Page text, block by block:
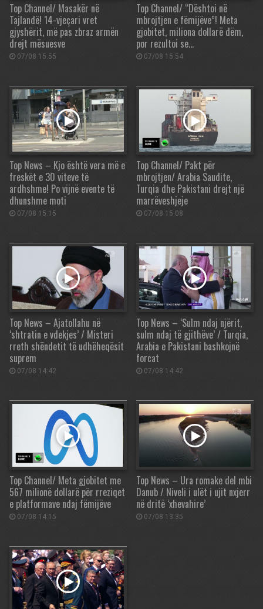
Top Channel/ Masakër në
Tajlandë! 14-vjeçari vret
gjyshërit, më pas zbraz armën
drejt mësuesve
07/08 15:55
Top Channel/ “Dështoi në
mbrojtjen e fëmijëve”! Meta
gjobitet, miliona dollarë dëm,
por rezultoi se…
07/08 15:54
Top News – Kjo është vera më e
freskët e 30 viteve të
ardhshme! Po vijnë evente të
dhunshme moti
07/08 15:15
Top Channel/ Pakt për
mbrojtjen/ Arabia Saudite,
Turqia dhe Pakistani drejt një
marrëveshjeje
07/08 15:08
Top News – Ajatollahu në
‘shtratin e vdekjes’ / Misteri
rreth shëndetit të udhëheqësit
suprem
07/08 14:42
Top News – ‘Sulm ndaj njërit,
sulm ndaj të gjithëve’ / Turqia,
Arabia e Pakistani bashkojnë
forcat
07/08 14:42
Top Channel/ Meta gjobitet me
567 milionë dollarë për rreziqet
e platformave ndaj fëmijëve
07/08 14:15
Top News – Ura romake del mbi
Danub / Niveli i ulët i ujit nxjerr
në dritë ‘xhevahire’
07/08 13:35